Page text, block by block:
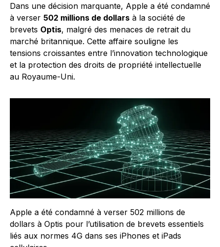
Dans une décision marquante, Apple a été condamné
à verser 502 millions de dollars à la société de
brevets Optis, malgré des menaces de retrait du
marché britannique. Cette affaire souligne les
tensions croissantes entre l’innovation technologique
et la protection des droits de propriété intellectuelle
au Royaume-Uni.
Apple a été condamné à verser 502 millions de
dollars à Optis pour l’utilisation de brevets essentiels
liés aux normes 4G dans ses iPhones et iPads